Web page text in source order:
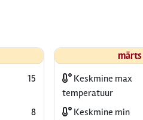
15
8
märts
Keskmine max
temperatuur
Keskmine min